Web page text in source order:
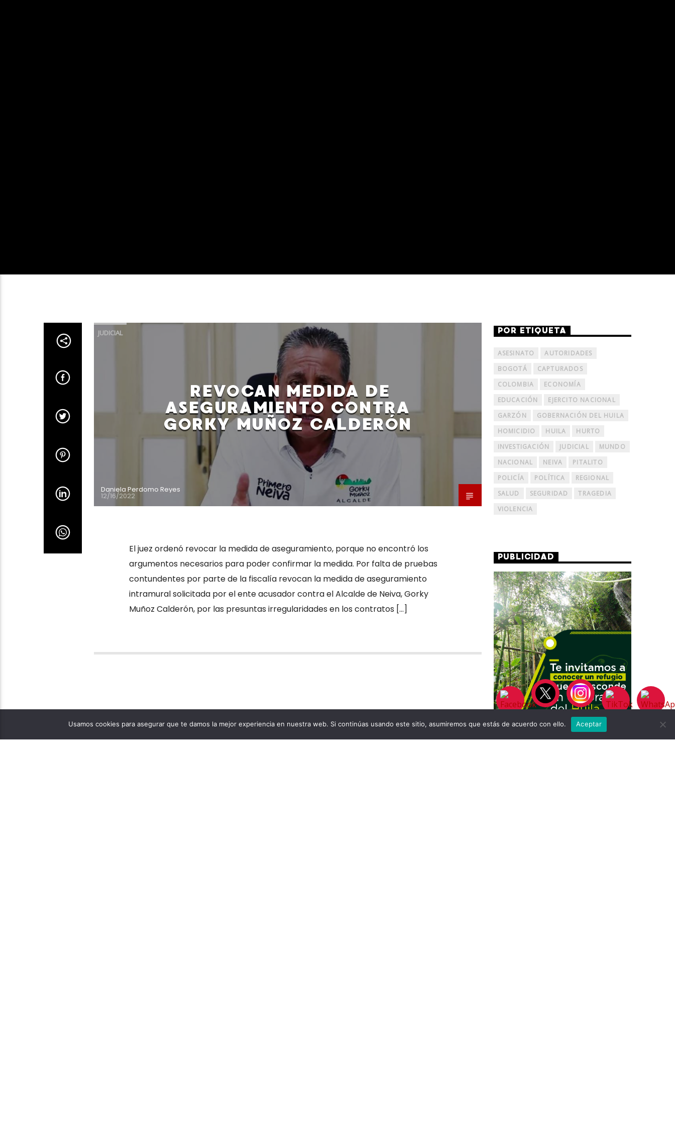
JUDICIAL
REVOCAN MEDIDA DE
ASEGURAMIENTO CONTRA
GORKY MUÑOZ CALDERÓN
Daniela Perdomo Reyes
12/16/2022
El juez ordenó revocar la medida de aseguramiento, porque no encontró los
argumentos necesarios para poder confirmar la medida. Por falta de pruebas
contundentes por parte de la fiscalía revocan la medida de aseguramiento
intramural solicitada por el ente acusador contra el Alcalde de Neiva, Gorky
Muñoz Calderón, por las presuntas irregularidades en los contratos […]
POR ETIQUETA
ASESINATO
AUTORIDADES
BOGOTÁ
CAPTURADOS
COLOMBIA
ECONOMÍA
EDUCACIÓN
EJERCITO NACIONAL
GARZÓN
GOBERNACIÓN DEL HUILA
HOMICIDIO
HUILA
HURTO
INVESTIGACIÓN
JUDICIAL
MUNDO
NACIONAL
NEIVA
PITALITO
POLICÍA
POLÍTICA
REGIONAL
SALUD
SEGURIDAD
TRAGEDIA
VIOLENCIA
PUBLICIDAD
Usamos cookies para asegurar que te damos la mejor experiencia en nuestra web. Si continúas usando este sitio, asumiremos que estás de acuerdo con ello. Aceptar